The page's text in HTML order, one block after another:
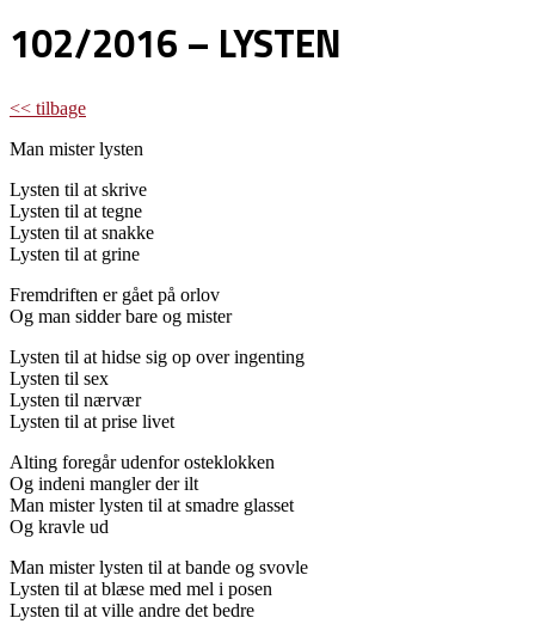
102/2016 – LYSTEN
<< tilbage
Man mister lysten
Lysten til at skrive
Lysten til at tegne
Lysten til at snakke
Lysten til at grine
Fremdriften er gået på orlov
Og man sidder bare og mister
Lysten til at hidse sig op over ingenting
Lysten til sex
Lysten til nærvær
Lysten til at prise livet
Alting foregår udenfor osteklokken
Og indeni mangler der ilt
Man mister lysten til at smadre glasset
Og kravle ud
Man mister lysten til at bande og svovle
Lysten til at blæse med mel i posen
Lysten til at ville andre det bedre